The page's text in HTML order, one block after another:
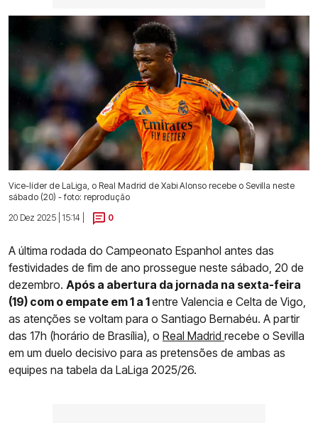
Vice-líder de LaLiga, o Real Madrid de Xabi Alonso recebe o Sevilla neste
sábado (20) - foto: reprodução
20 Dez 2025 | 15:14 |
0
A última rodada do Campeonato Espanhol antes das
festividades de fim de ano prossegue neste sábado, 20 de
dezembro. Após a abertura da jornada na sexta-feira
(19) com o empate em 1 a 1entre Valencia e Celta de Vigo,
as atenções se voltam para o Santiago Bernabéu. A partir
das 17h (horário de Brasília), o Real Madrid recebe o Sevilla
em um duelo decisivo para as pretensões de ambas as
equipes na tabela da LaLiga 2025/26.